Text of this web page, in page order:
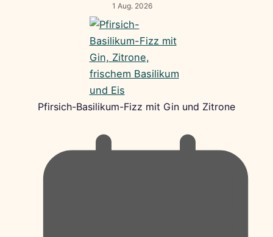
1 Aug. 2026
Pfirsich-Basilikum-Fizz mit Gin und Zitrone